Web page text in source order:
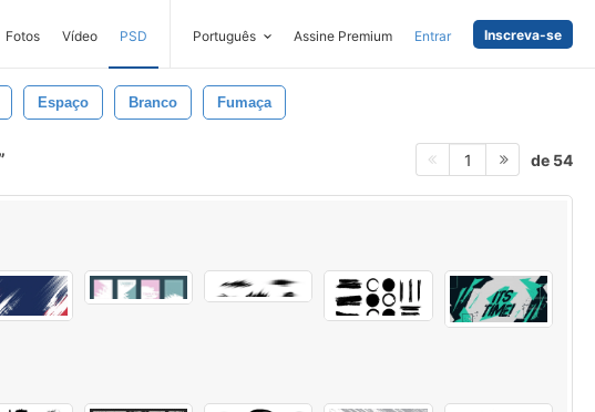
Fotos Vídeo PSD Português Assine Premium Entrar Inscreva-se
Espaço Branco Fumaça
1 de 54